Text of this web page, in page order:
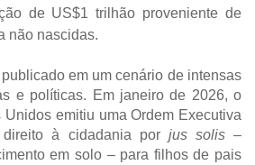
de US$1 trilhão proveniente de
não nascidas.
em um cenário de intensas
e políticas. Em janeiro de 2026, o
emitiu uma Ordem Executiva
à cidadania por jus solis –
em solo – para filhos de pais